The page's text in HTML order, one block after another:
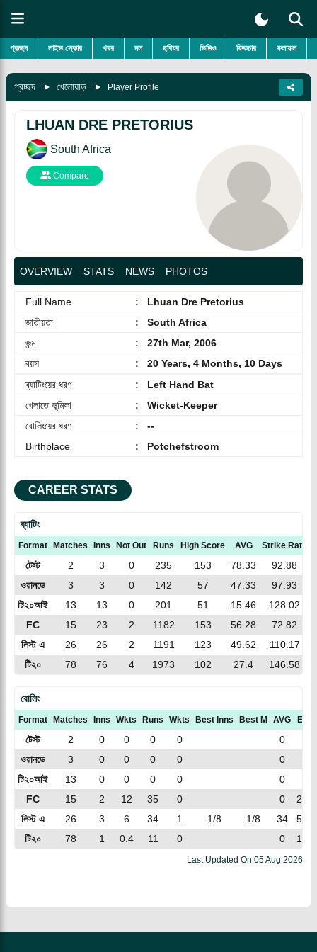
প্রচ্ছদ লাইভ স্কোর খবর দল ছবিঘর ভিডিও ফিকচার ফলাফল
প্রচ্ছদ খেলোয়াড় Player Profile
LHUAN DRE PRETORIUS
South Africa
Compare
OVERVIEW STATS NEWS PHOTOS
Full Name :
Lhuan Dre Pretorius
জাতীয়তা
:
South Africa
জন্ম
:
27th Mar, 2006
বয়স
:
20 Years, 4 Months, 10 Days
ব্যাটিংয়ের ধরণ
:
Left Hand Bat
খেলাতে ভূমিকা
:
Wicket-Keeper
বোলিংয়ের ধরণ
:
--
Birthplace
: Potchefstroom
CAREER STATS
ব্যাটিং
Format Matches Inns Not Out Runs High Score AVG Strike Rate
টেস্ট 2 3 0 235 153 78.33
92.88
ওয়ানডে
3 3 0 142 57 47.33
97.93
টি২০আই
13 13 0 201 51 15.46
128.02
FC
15 23 2 1182 153 56.28
72.82
লিস্ট এ
26 26 2 1191 123 49.62
110.17
টি২০
78 76 4 1973 102 27.4 146.58
বোলিং
Format Matches Inns Wkts Runs Wkts Best Inns Best M AVG ECN
টেস্ট 2 0 0 0 0 0
ওয়ানডে
3 0 0 0 0 0
টি২০আই
13 0 0 0 0 0
FC
15 2 12 35 0 0
2.91
লিস্ট এ
26 3 6 34 1 1/8 1/8 34
5.66
টি২০
78 1 0.4 11 0 0 16.5
Last Updated On 05 Aug 2026